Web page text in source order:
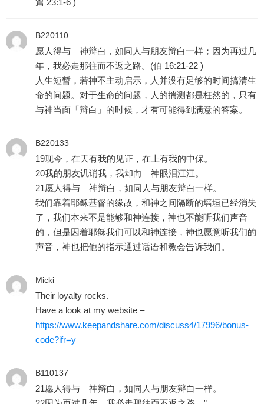
B220110
愿人得与 神辩白，如同人与朋友辩白一样；因为再过几
年，我必走那往而不返之路。(伯 16:21-22 )
人生短暂，若神不主动启示，人并没有足够的时间搞清生
命的问题。对于生命的问题，人的揣测都是枉然的，只有
与神当面「辩白」的时候，才有可能得到满意的答案。
B220133
19现今，在天有我的见证，在上有我的中保。
20我的朋友讥诮我，我却向 神眼泪汪汪。
21愿人得与 神辩白，如同人与朋友辩白一样。
我们靠着耶稣基督的缘故，和神之间隔断的墙垣已经消失
了，我们本来不是能够和神连接，神也不能听我们声音
的，但是因着耶稣我们可以和神连接，神也愿意听我们的
声音，神也把他的指示通过话语和教会告诉我们。
Micki
Their loyalty rocks.
Have a look at my website –
https://www.keepandshare.com/discuss4/17996/bonus-
code?ifr=y
B110137
21愿人得与 神辩白，如同人与朋友辩白一样。